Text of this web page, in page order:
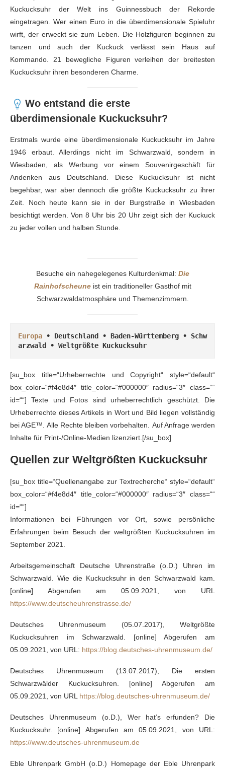
Kuckucksuhr der Welt ins Guinnessbuch der Rekorde
eingetragen. Wer einen Euro in die überdimensionale Spieluhr
wirft, der erweckt sie zum Leben. Die Holzfiguren beginnen zu
tanzen und auch der Kuckuck verlässt sein Haus auf
Kommando. 21 bewegliche Figuren verleihen der breitesten
Kuckucksuhr ihren besonderen Charme.
Wo entstand die erste
überdimensionale Kuckucksuhr?
Erstmals wurde eine überdimensionale Kuckucksuhr im Jahre
1946 erbaut. Allerdings nicht im Schwarzwald, sondern in
Wiesbaden, als Werbung vor einem Souvenirgeschäft für
Andenken aus Deutschland. Diese Kuckucksuhr ist nicht
begehbar, war aber dennoch die größte Kuckucksuhr zu ihrer
Zeit. Noch heute kann sie in der Burgstraße in Wiesbaden
besichtigt werden. Von 8 Uhr bis 20 Uhr zeigt sich der Kuckuck
zu jeder vollen und halben Stunde.
Besuche ein nahegelegenes Kulturdenkmal: Die
Rainhofscheuneist ein traditioneller Gasthof mit
Schwarzwaldatmosphäre und Themenzimmern.
Europa • Deutschland • Baden-Württemberg • Schw
arzwald • Weltgrößte Kuckucksuhr
[su_box title=“Urheberrechte und Copyright“ style=“default“
box_color=“#f4e8d4″ title_color=“#000000″ radius=“3″ class=““
id=““] Texte und Fotos sind urheberrechtlich geschützt. Die
Urheberrechte dieses Artikels in Wort und Bild liegen vollständig
bei AGE™. Alle Rechte bleiben vorbehalten. Auf Anfrage werden
Inhalte für Print-/Online-Medien lizenziert.[/su_box]
Quellen zur Weltgrößten Kuckucksuhr
[su_box title=“Quellenangabe zur Textrecherche“ style=“default“
box_color=“#f4e8d4″ title_color=“#000000″ radius=“3″ class=““
id=““]
Informationen bei Führungen vor Ort, sowie persönliche
Erfahrungen beim Besuch der weltgrößten Kuckucksuhren im
September 2021.
Arbeitsgemeinschaft Deutsche Uhrenstraße (o.D.) Uhren im
Schwarzwald. Wie die Kuckucksuhr in den Schwarzwald kam.
[online] Abgerufen am 05.09.2021, von URL
https://www.deutscheuhrenstrasse.de/
Deutsches Uhrenmuseum (05.07.2017), Weltgrößte
Kuckucksuhren im Schwarzwald. [online] Abgerufen am
05.09.2021, von URL: https://blog.deutsches-uhrenmuseum.de/
Deutsches Uhrenmuseum (13.07.2017), Die ersten
Schwarzwälder Kuckucksuhren. [online] Abgerufen am
05.09.2021, von URL https://blog.deutsches-uhrenmuseum.de/
Deutsches Uhrenmuseum (o.D.), Wer hat’s erfunden? Die
Kuckucksuhr. [online] Abgerufen am 05.09.2021, von URL:
https://www.deutsches-uhrenmuseum.de
Eble Uhrenpark GmbH (o.D.) Homepage der Eble Uhrenpark